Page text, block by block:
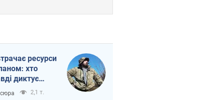
ресурси
хто
диктує
2,1 т.